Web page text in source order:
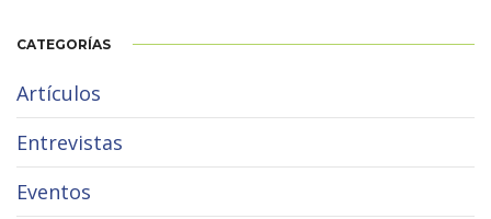
CATEGORÍAS
Artículos
Entrevistas
Eventos